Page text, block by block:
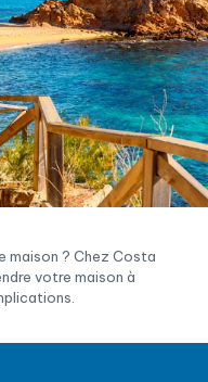
maison ? Chez Costa
votre maison à